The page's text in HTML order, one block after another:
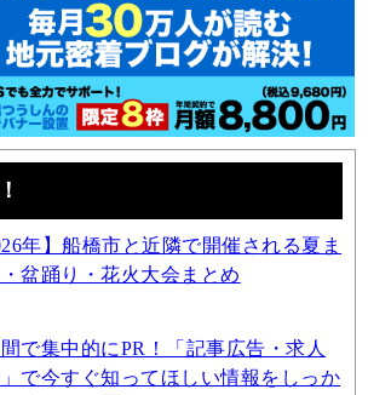
年】船橋市と近隣で開催される夏ま
盆踊り・花火大会まとめ
で集中的にPR！「記事広告・求人
で今すぐ知ってほしい情報をしっか